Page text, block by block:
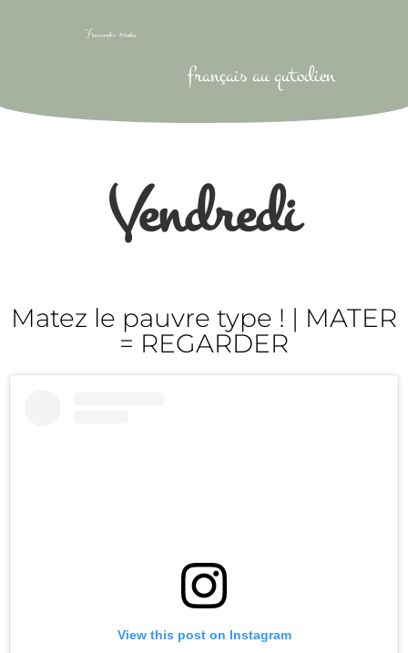
français au qutodien
Vendredi
Matez le pauvre type ! | MATER
= REGARDER
View this post on Instagram